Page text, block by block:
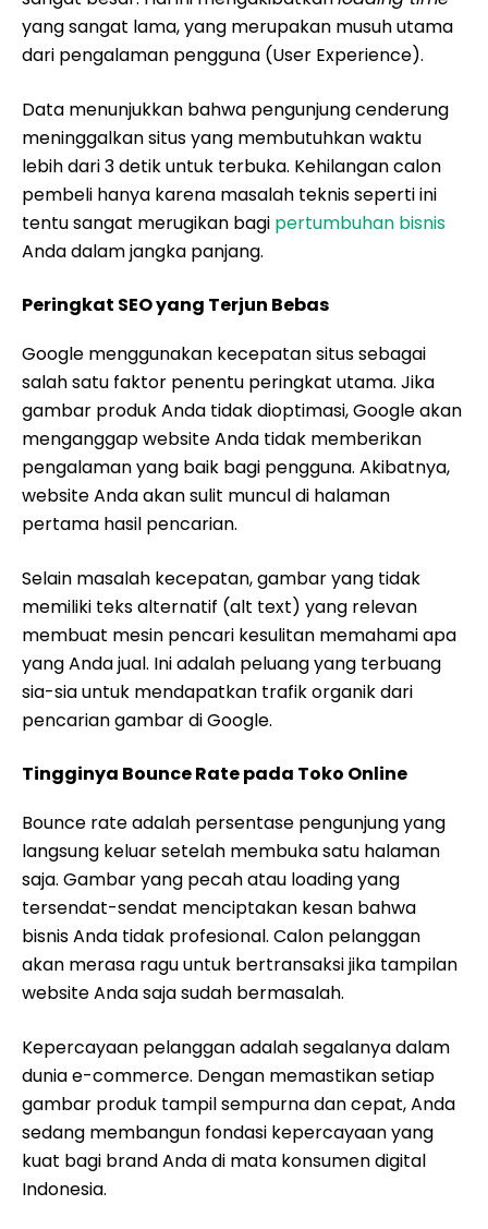
yang sangat lama, yang merupakan musuh utama
dari pengalaman pengguna (User Experience).
Data menunjukkan bahwa pengunjung cenderung
meninggalkan situs yang membutuhkan waktu
lebih dari 3 detik untuk terbuka. Kehilangan calon
pembeli hanya karena masalah teknis seperti ini
tentu sangat merugikan bagi pertumbuhan bisnis
Anda dalam jangka panjang.
Peringkat SEO yang Terjun Bebas
Google menggunakan kecepatan situs sebagai
salah satu faktor penentu peringkat utama. Jika
gambar produk Anda tidak dioptimasi, Google akan
menganggap website Anda tidak memberikan
pengalaman yang baik bagi pengguna. Akibatnya,
website Anda akan sulit muncul di halaman
pertama hasil pencarian.
Selain masalah kecepatan, gambar yang tidak
memiliki teks alternatif (alt text) yang relevan
membuat mesin pencari kesulitan memahami apa
yang Anda jual. Ini adalah peluang yang terbuang
sia-sia untuk mendapatkan trafik organik dari
pencarian gambar di Google.
Tingginya Bounce Rate pada Toko Online
Bounce rate adalah persentase pengunjung yang
langsung keluar setelah membuka satu halaman
saja. Gambar yang pecah atau loading yang
tersendat-sendat menciptakan kesan bahwa
bisnis Anda tidak profesional. Calon pelanggan
akan merasa ragu untuk bertransaksi jika tampilan
website Anda saja sudah bermasalah.
Kepercayaan pelanggan adalah segalanya dalam
dunia e-commerce. Dengan memastikan setiap
gambar produk tampil sempurna dan cepat, Anda
sedang membangun fondasi kepercayaan yang
kuat bagi brand Anda di mata konsumen digital
Indonesia.